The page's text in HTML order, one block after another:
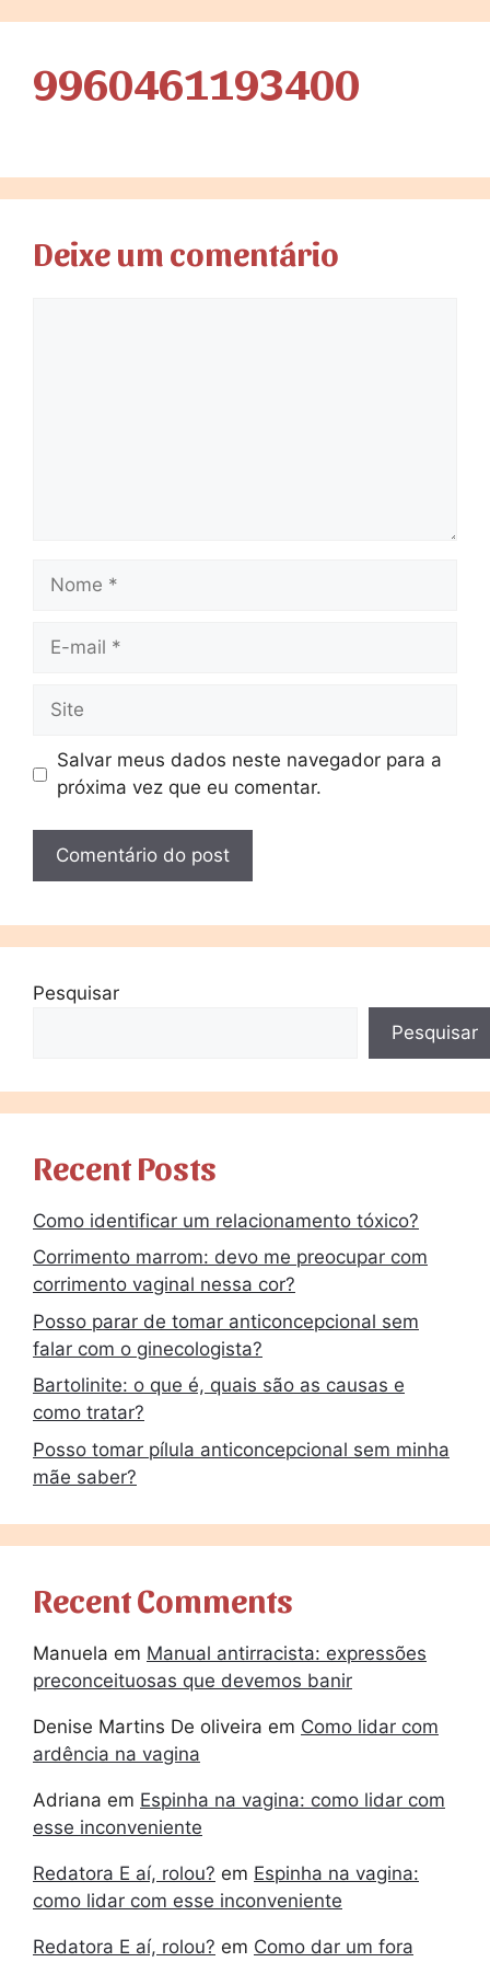
9960461193400
Deixe um comentário
Salvar meus dados neste navegador para a
próxima vez que eu comentar.
Pesquisar
Pesquisar
Recent Posts
Como identificar um relacionamento tóxico?
Corrimento marrom: devo me preocupar com
corrimento vaginal nessa cor?
Posso parar de tomar anticoncepcional sem
falar com o ginecologista?
Bartolinite: o que é, quais são as causas e
como tratar?
Posso tomar pílula anticoncepcional sem minha
mãe saber?
Recent Comments
Manuela em Manual antirracista: expressões
preconceituosas que devemos banir
Denise Martins De oliveira em Como lidar com
ardência na vagina
Adriana em Espinha na vagina: como lidar com
esse inconveniente
Redatora E aí, rolou? em Espinha na vagina:
como lidar com esse inconveniente
Redatora E aí, rolou? em Como dar um fora